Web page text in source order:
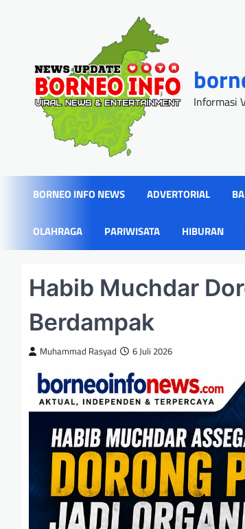
Informasi
BORNEO INFO NEWS ADVERTORIAL
OLAHRAGA PARIWISATA HIBURAN
Habib Muchdar
Berdampak
Muhammad Rasyad 6 Juli 2026